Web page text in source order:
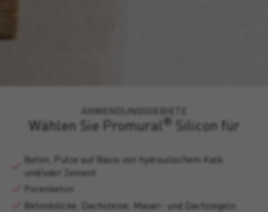
ANWENDUNGSGEBIETE
Wählen Sie Promural ® Silicon für
Beton, Putze auf Basis von hydraulischem Kalk
und/oder Zement
Porenbeton
Betonblöcke, Dachsteine, Mauer- und Dachziegeln